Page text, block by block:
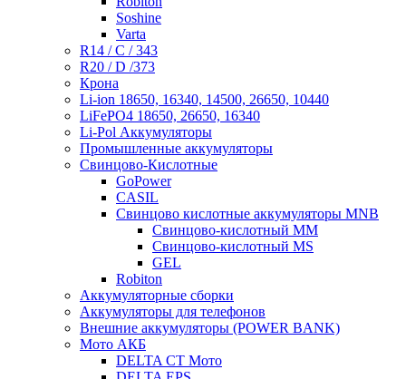
Soshine
Varta
R14 / C / 343
R20 / D /373
Крона
Li-ion 18650, 16340, 14500, 26650, 10440
LiFePO4 18650, 26650, 16340
Li-Pol Аккумуляторы
Промышленные аккумуляторы
Свинцово-Кислотные
GoPower
CASIL
Свинцово кислотные аккумуляторы MNB
Cвинцово-кислотный MM
Cвинцово-кислотный MS
GEL
Robiton
Аккумуляторные сборки
Аккумуляторы для телефонов
Внешние аккумуляторы (POWER BANK)
Мото АКБ
DELTA CT Мото